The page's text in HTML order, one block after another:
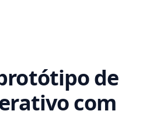
de
com